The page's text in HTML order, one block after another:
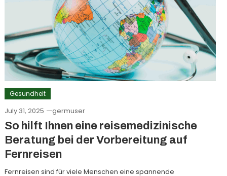
Gesundheit
July 31, 2025 germuser
So hilft Ihnen eine reisemedizinische
Beratung bei der Vorbereitung auf
Fernreisen
Fernreisen sind für viele Menschen eine spannende